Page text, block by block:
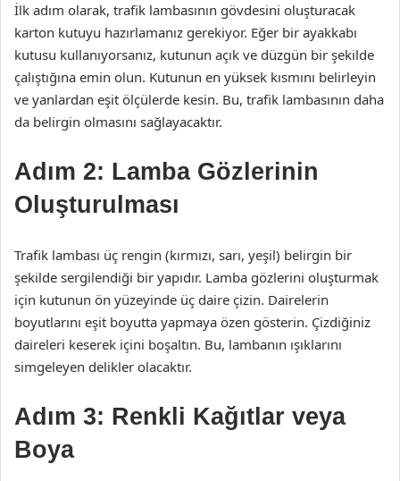
İlk adım olarak, trafik lambasının gövdesini oluşturacak
karton kutuyu hazırlamanız gerekiyor. Eğer bir ayakkabı
kutusu kullanıyorsanız, kutunun açık ve düzgün bir şekilde
çalıştığına emin olun. Kutunun en yüksek kısmını belirleyin
ve yanlardan eşit ölçülerde kesin. Bu, trafik lambasının daha
da belirgin olmasını sağlayacaktır.
Adım 2: Lamba Gözlerinin
Oluşturulması
Trafik lambası üç rengin (kırmızı, sarı, yeşil) belirgin bir
şekilde sergilendiği bir yapıdır. Lamba gözlerini oluşturmak
için kutunun ön yüzeyinde üç daire çizin. Dairelerin
boyutlarını eşit boyutta yapmaya özen gösterin. Çizdiğiniz
daireleri keserek içini boşaltın. Bu, lambanın ışıklarını
simgeleyen delikler olacaktır.
Adım 3: Renkli Kağıtlar veya
Boya